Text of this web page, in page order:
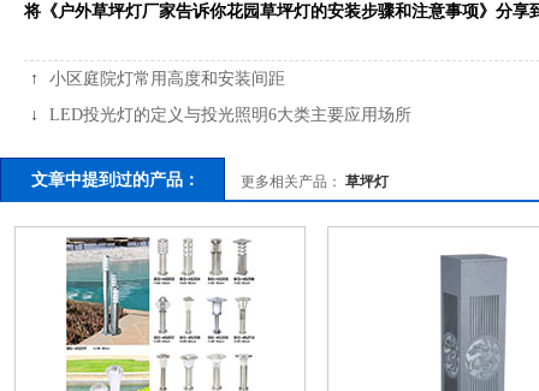
将《户外草坪灯厂家告诉你花园草坪灯的安装步骤和注意事项》分享
↑
小区庭院灯常用高度和安装间距
↓
LED投光灯的定义与投光照明6大类主要应用场所
文章中提到过的产品： 更多相关产品： 草坪灯